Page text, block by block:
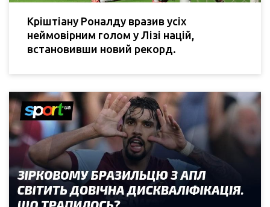
Кріштіану Роналду вразив усіх
неймовірним голом у Лізі націй,
встановивши новий рекорд.